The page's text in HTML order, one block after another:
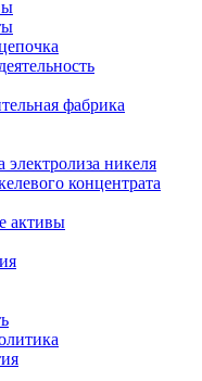
фабрика
никеля
концентрата
активы